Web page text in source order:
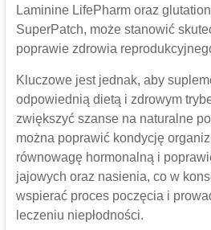
Laminine LifePharm oraz
SuperPatch, może stanowić
poprawie zdrowia
Kluczowe jest jednak, aby
odpowiednią dietą i zdrowym
zwiększyć szanse na naturalne
można poprawić kondycję
równowagę hormonalną i
jajowych oraz nasienia, co w
wspierać proces poczęcia i
leczeniu niepłodności.